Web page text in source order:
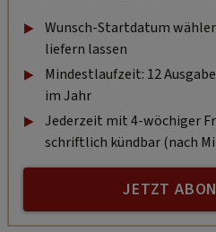
Wunsch-Startdatum
liefern lassen
Mindestlaufzeit: 12
im Jahr
Jederzeit mit 4-wöchiger
schriftlich kündbar (nach
JETZT